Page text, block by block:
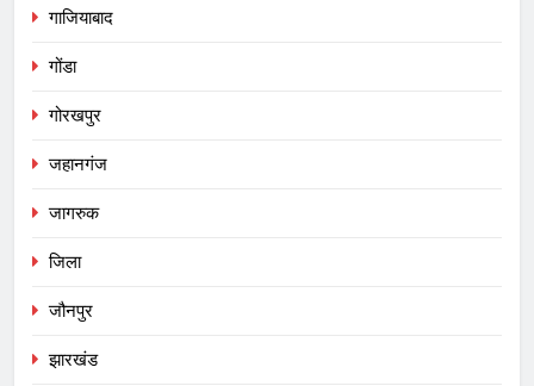
गाजियाबाद
गोंडा
गोरखपुर
जहानगंज
जागरुक
जिला
जौनपुर
झारखंड